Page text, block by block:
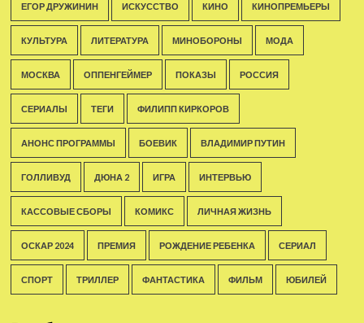
ЕГОР ДРУЖИНИН ИСКУССТВО КИНО КИНОПРЕМЬЕРЫ
КУЛЬТУРА ЛИТЕРАТУРА МИНОБОРОНЫ МОДА
МОСКВА ОППЕНГЕЙМЕР ПОКАЗЫ РОССИЯ
СЕРИАЛЫ ТЕГИ ФИЛИПП КИРКОРОВ
АНОНС ПРОГРАММЫ БОЕВИК ВЛАДИМИР ПУТИН
ГОЛЛИВУД ДЮНА 2 ИГРА ИНТЕРВЬЮ
КАССОВЫЕ СБОРЫ КОМИКС ЛИЧНАЯ ЖИЗНЬ
ОСКАР 2024 ПРЕМИЯ РОЖДЕНИЕ РЕБЕНКА СЕРИАЛ
СПОРТ ТРИЛЛЕР ФАНТАСТИКА ФИЛЬМ ЮБИЛЕЙ